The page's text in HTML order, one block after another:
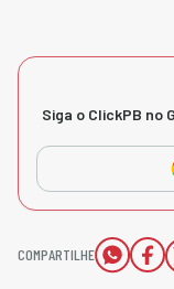
Siga o ClickPB no
COMPARTILHE